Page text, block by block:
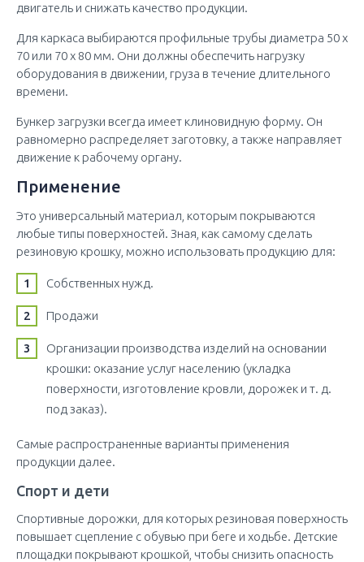
двигатель и снижать качество продукции.
Для каркаса выбираются профильные трубы диаметра 50 х
70 или 70 х 80 мм. Они должны обеспечить нагрузку
оборудования в движении, груза в течение длительного
времени.
Бункер загрузки всегда имеет клиновидную форму. Он
равномерно распределяет заготовку, а также направляет
движение к рабочему органу.
Применение
Это универсальный материал, которым покрываются
любые типы поверхностей. Зная, как самому сделать
резиновую крошку, можно использовать продукцию для:
Собственных нужд.
Продажи
Организации производства изделий на основании
крошки: оказание услуг населению (укладка
поверхности, изготовление кровли, дорожек и т. д.
под заказ).
Самые распространенные варианты применения
продукции далее.
Спорт и дети
Спортивные дорожки, для которых резиновая поверхность
повышает сцепление с обувью при беге и ходьбе. Детские
площадки покрывают крошкой, чтобы снизить опасность